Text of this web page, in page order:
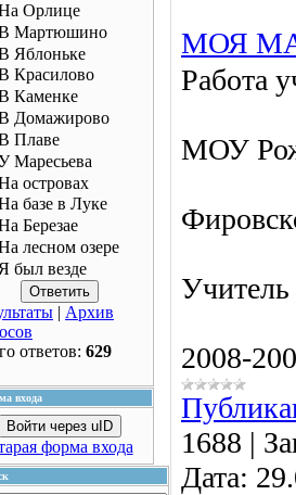
Орлице
Мартюшино
Яблоньке
Красилово
Каменке
Домажирово
Плаве
Маресьева
островах
базе в Луке
Березае
лесном озере
Я был везде
| Архив
ответов: 629
входа
Войти через uID
форма входа
МОЯ
Работа
МОУ
2008-
1688 |
Дата: